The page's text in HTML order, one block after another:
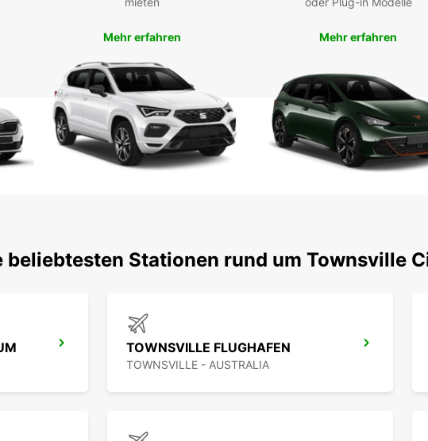
Ihr
Mehr erfahren Mehr erfahren
beliebtesten Stationen rund um Townsville
TOWNSVILLE FLUGHAFEN
TOWNSVILLE - AUSTRALIA